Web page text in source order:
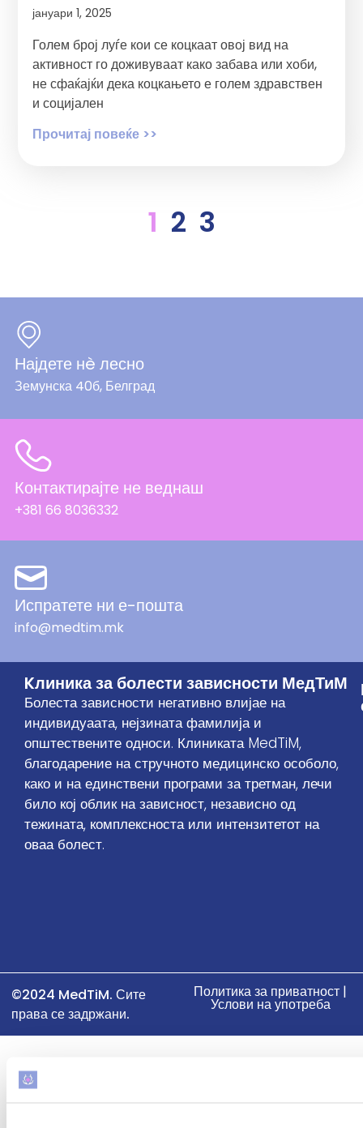
јануари 1, 2025
Голем број луѓе кои се коцкаат овој вид на
активност го доживуваат како забава или хоби,
не сфаќајќи дека коцкањето е голем здравствен
и социјален
Прочитај повеќе >>
1 2 3
Најдете нè лесно
Земунска 40б, Белград
Контактирајте не веднаш
+381 66 8036332
Испратете ни е-пошта
info@medtim.mk
Kлиника за болести зависности МедТиМ
Болеста зависности негативно влијае на
индивидуаата, нејзината фамилија и
општествените односи. Клиниката MedTiM,
благодарение на стручното медицинско особоло,
како и на единствени програми за третман, лечи
било кој облик на зависност, независно од
тежината, комплексноста или интензитетот на
оваа болест.
©2024 MedTiM. Сите
права се задржани.
Политика за приватност |
Услови на употреба